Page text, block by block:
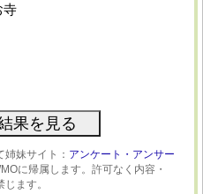
寺
妹サイト： アンケート・アンサー
に帰属します。許可なく内容・
ます。